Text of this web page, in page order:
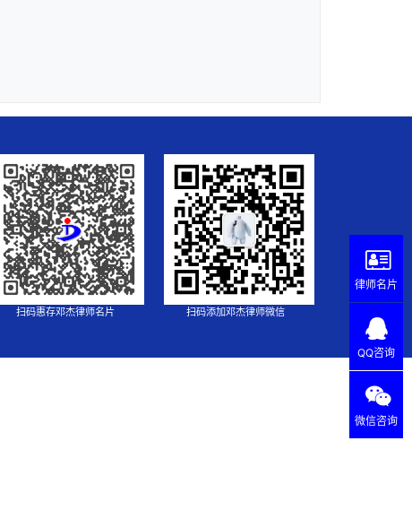
扫码惠存邓杰律师名片 扫码添加邓杰律师微信
律师名片
QQ咨询
微信咨询